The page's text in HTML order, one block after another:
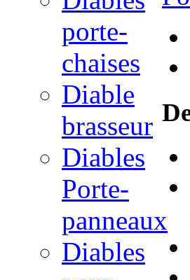
porte-
chaises
Diable
brasseur
Diables
Porte-
panneaux
Diables